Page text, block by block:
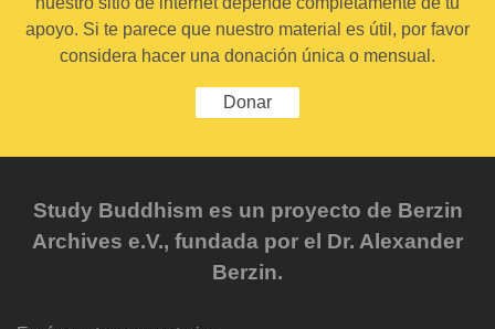
apoyo. Si te parece que nuestro material es útil, por favor
considera hacer una donación única o mensual.
Donar
Study Buddhism es un proyecto de Berzin
Archives e.V., fundada por el Dr. Alexander
Berzin.